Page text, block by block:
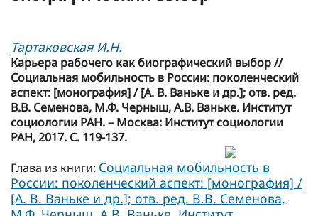
Тартаковская И.Н.
Карьера рабочего как биографический выбор //
Социальная мобильность в России: поколенческий
аспект: [монография] / [А. В. Ваньке и др.]; отв. ред.
В.В. Семенова, М.Ф. Черныш, А.В. Ваньке. Институт
социологии РАН. – Москва: Институт социологии
РАН, 2017. С. 119-137.
Глава из книги: Социальная мобильность в
России: поколенческий аспект: [монография] /
[А. В. Ваньке и др.]; отв. ред. В.В. Семенова,